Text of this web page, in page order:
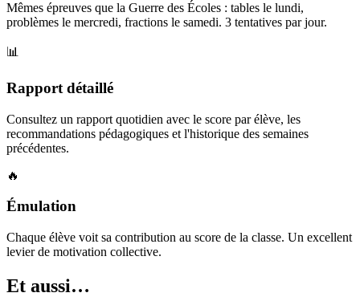
Mêmes épreuves que la Guerre des Écoles : tables le lundi,
problèmes le mercredi, fractions le samedi. 3 tentatives par jour.
📊
Rapport détaillé
Consultez un rapport quotidien avec le score par élève, les
recommandations pédagogiques et l'historique des semaines
précédentes.
🔥
Émulation
Chaque élève voit sa contribution au score de la classe. Un excellent
levier de motivation collective.
Et aussi…